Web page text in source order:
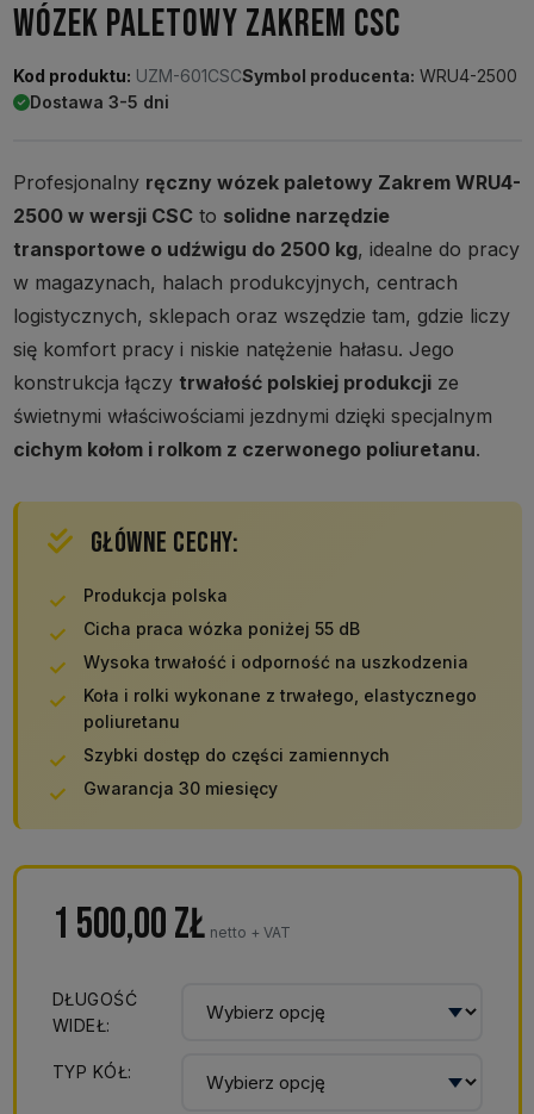
WÓZEK PALETOWY ZAKREM CSC
Kod produktu: UZM-601CSCSymbol producenta: WRU4-2500
Dostawa 3-5 dni
Profesjonalny ręczny wózek paletowy Zakrem WRU4-
2500 w wersji CSCto solidne narzędzie
transportowe o udźwigu do 2500 kg, idealne do pracy
w magazynach, halach produkcyjnych, centrach
logistycznych, sklepach oraz wszędzie tam, gdzie liczy
się komfort pracy i niskie natężenie hałasu. Jego
konstrukcja łączy trwałość polskiej produkcjize
świetnymi właściwościami jezdnymi dzięki specjalnym
cichym kołom i rolkom z czerwonego poliuretanu.
GŁÓWNE CECHY:
Produkcja polska
Cicha praca wózka poniżej 55 dB
Wysoka trwałość i odporność na uszkodzenia
Koła i rolki wykonane z trwałego, elastycznego
poliuretanu
Szybki dostęp do części zamiennych
Gwarancja 30 miesięcy
1 500,00zł netto + VAT
DŁUGOŚĆ
WIDEŁ:
TYP KÓŁ: